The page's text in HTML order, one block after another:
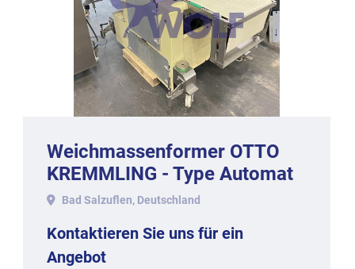
Weichmassenformer OTTO
KREMMLING - Type Automat
TBA-600/1 Baujahr 2004.
Bad Salzuflen, Deutschland
Kontaktieren Sie uns für ein
Angebot